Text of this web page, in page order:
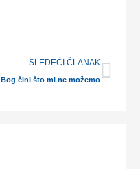
SLEDEĆI ČLANAK
Bog čini što mi ne možemo